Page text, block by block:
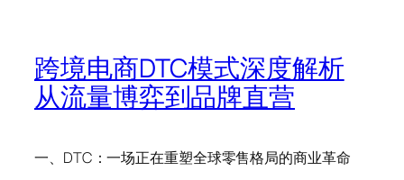
跨境电商DTC模式深度解析
从流量博弈到品牌直营
一、DTC：一场正在重塑全球零售格局的商业革命